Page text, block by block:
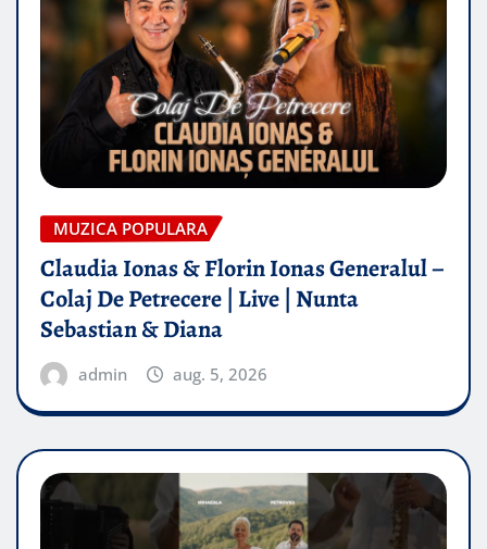
MUZICA POPULARA
Claudia Ionas & Florin Ionas Generalul –
Colaj De Petrecere | Live | Nunta
Sebastian & Diana
admin aug. 5, 2026